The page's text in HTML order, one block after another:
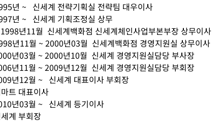
년 ~ 신세계 전략기획실 전략팀 대우이사
년 ~ 신세계 기획조정실 상무
년11월 신세계백화점 신세계체인사업부본부장 상무이사
년11월 ~ 2000년03월 신세계백화점 경영지원실 상무이사
년03월 ~ 2000년10월 신세계 경영지원실담당 부사장
년11월 ~ 2009년12월 신세계 경영지원실담당 부회장
년12월 ~ 신세계 대표이사 부회장
트 대표이사
년03월 ~ 신세계 등기이사
계 부회장